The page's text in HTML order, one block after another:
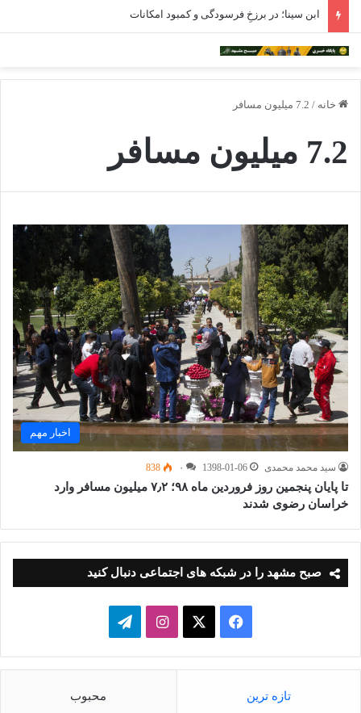
ابن سینا؛ در برزخِ فرسودگی و کمبود امکانات
خانه / 7.2 میلیون مسافر
7.2 میلیون مسافر
اخبار مهم
سید محمد محمدی 1398-01-06 ۰ 838
تا پایان پنجمین روز فروردین ماه ۹۸؛ ۷٫۲ میلیون مسافر وارد
خراسان رضوی شدند
صبح مشهد را در شبکه های اجتماعی دنبال کنید
فیسبوک ایکساینستاگرامتلگرام
تازه ترین محبوب